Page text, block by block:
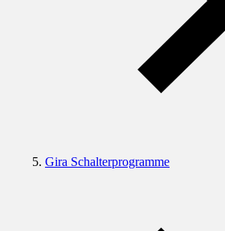
Gira Schalterprogramme